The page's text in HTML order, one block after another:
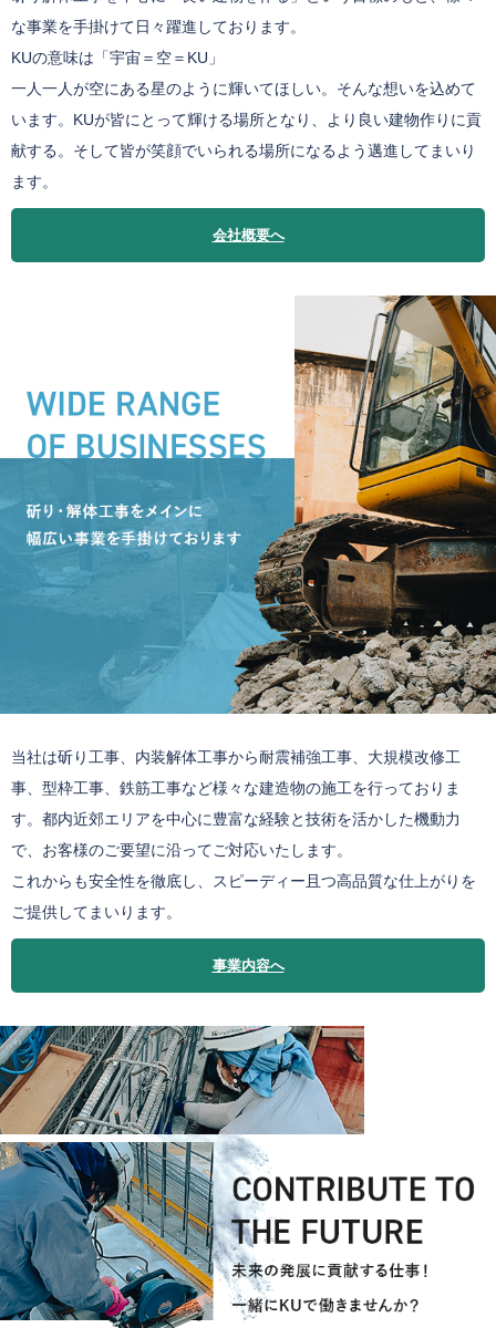
な事業を手掛けて日々躍進しております。
KUの意味は「宇宙＝空＝KU」
一人一人が空にある星のように輝いてほしい。そんな想いを込めて
います。KUが皆にとって輝ける場所となり、より良い建物作りに貢
献する。そして皆が笑顔でいられる場所になるよう邁進してまいり
ます。
会社概要へ
当社は斫り工事、内装解体工事から耐震補強工事、大規模改修工
事、型枠工事、鉄筋工事など様々な建造物の施工を行っておりま
す。都内近郊エリアを中心に豊富な経験と技術を活かした機動力
で、お客様のご要望に沿ってご対応いたします。
これからも安全性を徹底し、スピーディー且つ高品質な仕上がりを
ご提供してまいります。
事業内容へ